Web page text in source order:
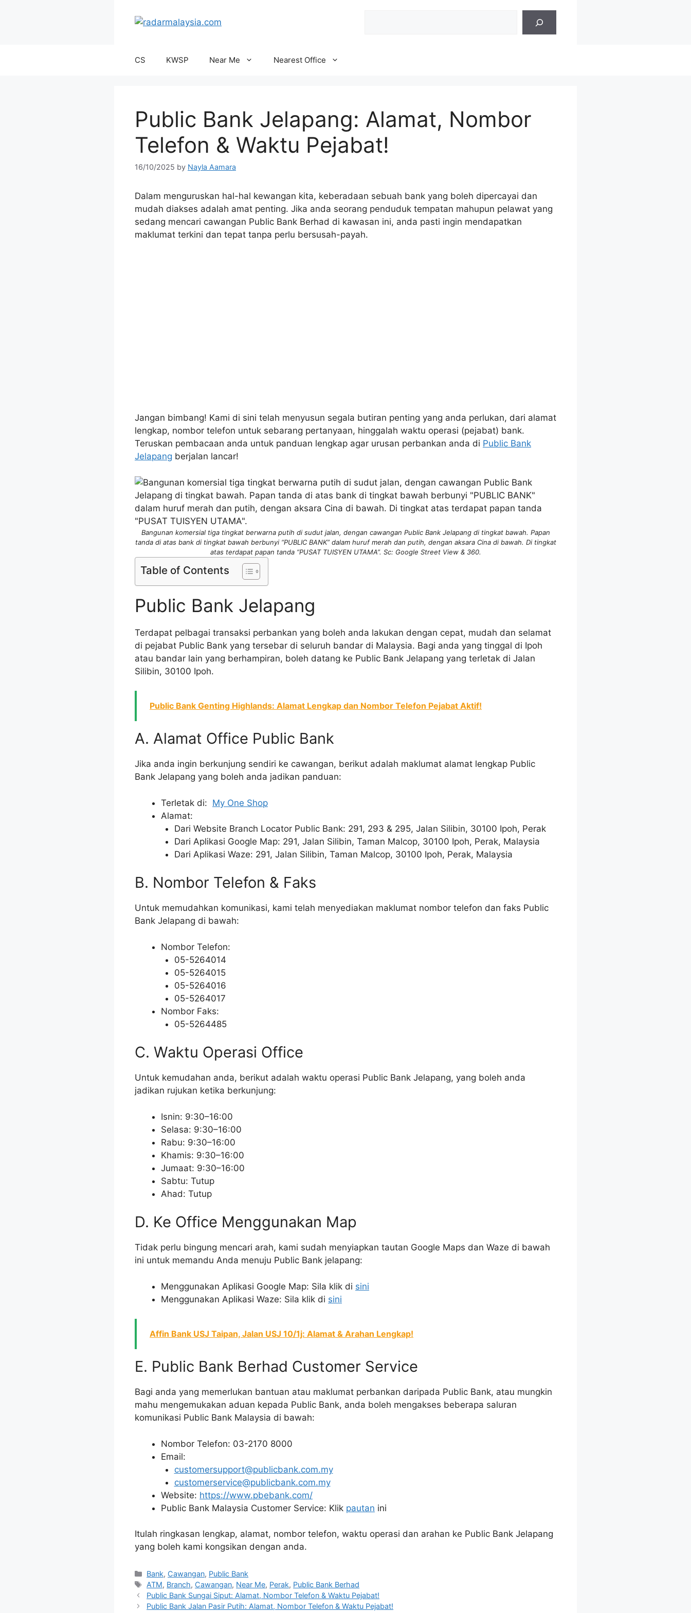
CS KWSP Near Me Nearest Office
Public Bank Jelapang: Alamat, Nombor
Telefon & Waktu Pejabat!
16/10/2025 by Nayla Aamara
Dalam menguruskan hal-hal kewangan kita, keberadaan sebuah bank yang boleh dipercayai dan
mudah diakses adalah amat penting. Jika anda seorang penduduk tempatan mahupun pelawat yang
sedang mencari cawangan Public Bank Berhad di kawasan ini, anda pasti ingin mendapatkan
maklumat terkini dan tepat tanpa perlu bersusah-payah.
Jangan bimbang! Kami di sini telah menyusun segala butiran penting yang anda perlukan, dari alamat
lengkap, nombor telefon untuk sebarang pertanyaan, hinggalah waktu operasi (pejabat) bank.
Teruskan pembacaan anda untuk panduan lengkap agar urusan perbankan anda di Public Bank
Jelapang berjalan lancar!
Bangunan komersial tiga tingkat berwarna putih di sudut jalan, dengan cawangan Public Bank Jelapang di tingkat bawah. Papan
tanda di atas bank di tingkat bawah berbunyi “PUBLIC BANK” dalam huruf merah dan putih, dengan aksara Cina di bawah. Di tingkat
atas terdapat papan tanda “PUSAT TUISYEN UTAMA”. Sc: Google Street View & 360.
Table of Contents
Public Bank Jelapang
Terdapat pelbagai transaksi perbankan yang boleh anda lakukan dengan cepat, mudah dan selamat
di pejabat Public Bank yang tersebar di seluruh bandar di Malaysia. Bagi anda yang tinggal di Ipoh
atau bandar lain yang berhampiran, boleh datang ke Public Bank Jelapang yang terletak di Jalan
Silibin, 30100 Ipoh.
Public Bank Genting Highlands: Alamat Lengkap dan Nombor Telefon Pejabat Aktif!
A. Alamat Office Public Bank
Jika anda ingin berkunjung sendiri ke cawangan, berikut adalah maklumat alamat lengkap Public
Bank Jelapang yang boleh anda jadikan panduan:
Terletak di: My One Shop
Alamat:
Dari Website Branch Locator Public Bank: 291, 293 & 295, Jalan Silibin, 30100 Ipoh, Perak
Dari Aplikasi Google Map: 291, Jalan Silibin, Taman Malcop, 30100 Ipoh, Perak, Malaysia
Dari Aplikasi Waze: 291, Jalan Silibin, Taman Malcop, 30100 Ipoh, Perak, Malaysia
B. Nombor Telefon & Faks
Untuk memudahkan komunikasi, kami telah menyediakan maklumat nombor telefon dan faks Public
Bank Jelapang di bawah:
Nombor Telefon:
05-5264014
05-5264015
05-5264016
05-5264017
Nombor Faks:
05-5264485
C. Waktu Operasi Office
Untuk kemudahan anda, berikut adalah waktu operasi Public Bank Jelapang, yang boleh anda
jadikan rujukan ketika berkunjung:
Isnin: 9:30–16:00
Selasa: 9:30–16:00
Rabu: 9:30–16:00
Khamis: 9:30–16:00
Jumaat: 9:30–16:00
Sabtu: Tutup
Ahad: Tutup
D. Ke Office Menggunakan Map
Tidak perlu bingung mencari arah, kami sudah menyiapkan tautan Google Maps dan Waze di bawah
ini untuk memandu Anda menuju Public Bank jelapang:
Menggunakan Aplikasi Google Map: Sila klik di sini
Menggunakan Aplikasi Waze: Sila klik di sini
Affin Bank USJ Taipan, Jalan USJ 10/1j: Alamat & Arahan Lengkap!
E. Public Bank Berhad Customer Service
Bagi anda yang memerlukan bantuan atau maklumat perbankan daripada Public Bank, atau mungkin
mahu mengemukakan aduan kepada Public Bank, anda boleh mengakses beberapa saluran
komunikasi Public Bank Malaysia di bawah:
Nombor Telefon: 03-2170 8000
Email:
customersupport@publicbank.com.my
customerservice@publicbank.com.my
Website: https://www.pbebank.com/
Public Bank Malaysia Customer Service: Klik pautan ini
Itulah ringkasan lengkap, alamat, nombor telefon, waktu operasi dan arahan ke Public Bank Jelapang
yang boleh kami kongsikan dengan anda.
Categories
Bank, Cawangan, Public Bank
Tags
ATM, Branch, Cawangan, Near Me, Perak, Public Bank Berhad
Public Bank Sungai Siput: Alamat, Nombor Telefon & Waktu Pejabat!
Public Bank Jalan Pasir Putih: Alamat, Nombor Telefon & Waktu Pejabat!